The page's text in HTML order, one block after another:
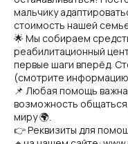
мальчику
стоимость нашей
🌟 Мы собираем
реабилитационный
первые шаги вперёд.
(смотрите информацию
📌 Любая помощь
возможность
миру 🌍.
👉 Реквизиты для